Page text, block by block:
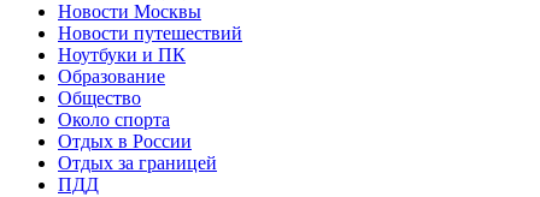
Новости Москвы
Новости путешествий
Ноутбуки и ПК
Образование
Общество
Около спорта
Отдых в России
Отдых за границей
ПДД